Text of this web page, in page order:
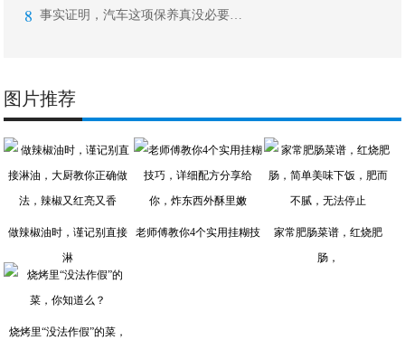
8 事实证明，汽车这项保养真没必要去4S
图片推荐
做辣椒油时，谨记别直接
淋
老师傅教你4个实用挂糊技
家常肥肠菜谱，红烧肥
肠，
烧烤里“没法作假”的菜，